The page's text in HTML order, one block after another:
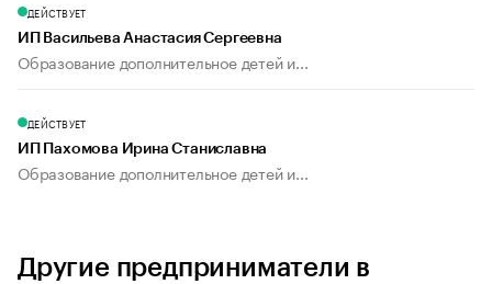
ДЕЙСТВУЕТ
ИП Васильева Анастасия Сергеевна
Образование дополнительное детей и...
ДЕЙСТВУЕТ
ИП Пахомова Ирина Станиславна
Образование дополнительное детей и...
Другие предприниматели в